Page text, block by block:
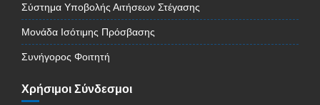
Σύστημα Υποβολής Αιτήσεων Στέγασης
Μονάδα Ισότιμης Πρόσβασης
Συνήγορος Φοιτητή
Χρήσιμοι Σύνδεσμοι